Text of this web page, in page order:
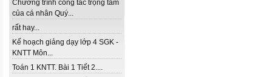
Chương trình công tác trọng tâm
của cá nhân Quý...
rất hay...
Kế hoạch giảng dạy lớp 4 SGK -
KNTT Môn...
Toán 1 KNTT. Bài 1 Tiết 2....